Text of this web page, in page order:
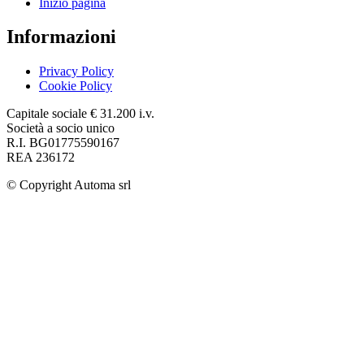
Informazioni
Privacy Policy
Cookie Policy
Capitale sociale € 31.200 i.v.
Società a socio unico
R.I. BG01775590167
REA 236172
© Copyright Automa srl